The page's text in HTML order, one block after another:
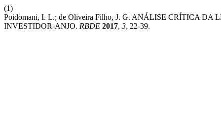
(1)
Poidomani, I. L.; de Oliveira Filho, J. G. ANÁLISE CRÍTICA
INVESTIDOR-ANJO. RBDE 2017, 3, 22-39.